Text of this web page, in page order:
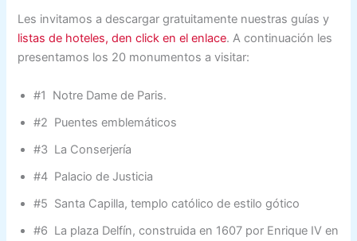
Les invitamos a descargar gratuitamente nuestras guías y
listas de hoteles, den click en el enlace. A continuación les
presentamos los 20 monumentos a visitar:
#1 Notre Dame de Paris.
#2 Puentes emblemáticos
#3 La Conserjería
#4 Palacio de Justicia
#5 Santa Capilla, templo católico de estilo gótico
#6 La plaza Delfín, construida en 1607 por Enrique IV en